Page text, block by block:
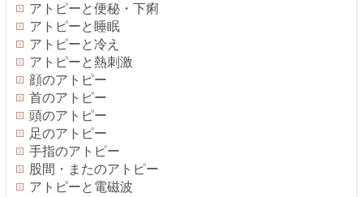
アトピーと便秘・下痢
アトピーと睡眠
アトピーと冷え
アトピーと熱刺激
顔のアトピー
首のアトピー
頭のアトピー
足のアトピー
手指のアトピー
股間・またのアトピー
アトピーと電磁波